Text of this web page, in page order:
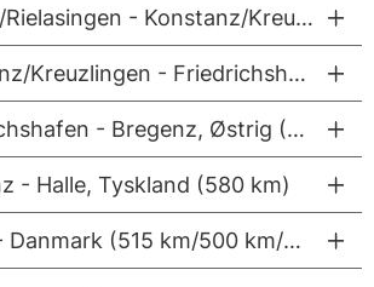
Dag 6: Singen/Rielasingen - Konstanz/Kreuzlingen, Tyskland (53 km på cykel)
Dag 7: Konstanz/Kreuzlingen - Friedrichshafen, Tyskland (34 km på cykel)
Dag 8: Friedrichshafen - Bregenz, Østrig (35 km på cykel)
- Halle, Tyskland (580 km)
Dag 10: Halle - Danmark (515 km/500 km/365 km)